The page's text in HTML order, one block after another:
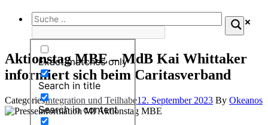
Exact matches only
Search in title
Search in content
Aktionstag MBE – MdB Kai Whittaker
informiert sich beim Caritasverband
CategoriesIntegration und Teilhabe12. September 2023 By Okeanos